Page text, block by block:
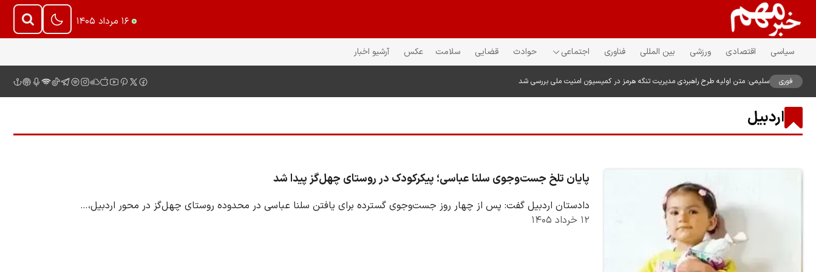
۱۶ مرداد ۱۴۰۵
سیاسی اقتصادی ورزشی بین المللی فناوری اجتماعی حوادث قضایی سلامت عکس آرشیو اخبار
فوری سلیمی: متن اولیه طرح راهبردی مدیریت تنگه هرمز در کمیسیون امنیت ملی بررسی شد
اردبیل
پایان تلخ جست‌وجوی سلنا عباسی؛ پیکرکودک در روستای چهل‌گز پیدا شد
دادستان اردبیل گفت: پس از چهار روز جست‌وجوی گسترده برای یافتن سلنا عباسی در محدوده روستای چهل‌گز در محور اردبیل،…
۱۲ خرداد ۱۴۰۵